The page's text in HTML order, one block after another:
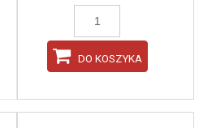
DO KOSZYKA